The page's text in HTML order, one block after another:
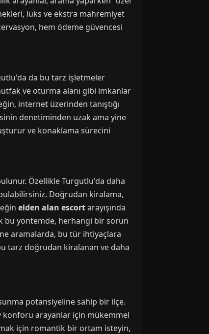
lüks ve ekstra mahremiyet
hem ödeme güvencesi
da bu tarz işletmeler
ve oturma alanı gibi imkanlar
internet üzerinden tanıştığı
denetiminden uzak ama yine
ve konaklama sürecini
Özellikle Turgutlu'da daha
Doğrudan kiralama,
elden alan escortarayışında
bu yöntemde, herhangi bir sorun
aramalarda, bu tür ihtiyaçlara
tarz doğrudan kiralanan ve daha
potansiyeline sahip bir ilçe.
konforu arayanlar için mükemmel
için romantik bir ortam isteyin,